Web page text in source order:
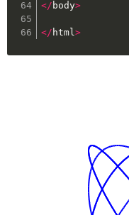
</ body>
</ html>